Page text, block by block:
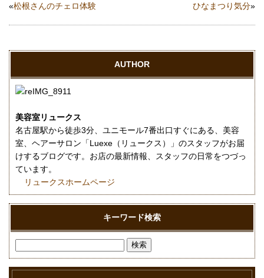
«松根さんのチェロ体験 ひなまつり気分»
AUTHOR
美容室リュークス
名古屋駅から徒歩3分、ユニモール7番出口すぐにある、美容
室、ヘアーサロン「Luexe（リュークス）」のスタッフがお届
けするブログです。お店の最新情報、スタッフの日常をつづっ
ています。
リュークスホームページ
キーワード検索